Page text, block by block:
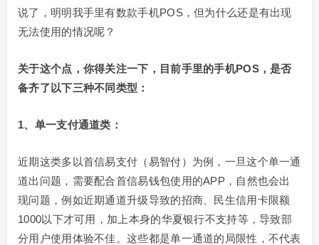
说了，明明我手里有数款手机POS，但为什么还是有出现
无法使用的情况呢？
关于这个点，你得关注一下，目前手里的手机POS，是否
备齐了以下三种不同类型：
1、单一支付通道类：
近期这类多以首信易支付（易智付）为例，一旦这个单一通
道出问题，需要配合首信易钱包使用的APP，自然也会出
现问题，例如近期通道升级导致的招商、民生信用卡限额
1000以下才可用，加上本身的华夏银行不支持等，导致部
分用户使用体验不佳。这些都是单一通道的局限性，不代表